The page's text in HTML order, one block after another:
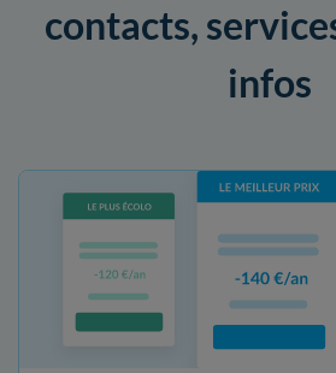
contacts,
infos